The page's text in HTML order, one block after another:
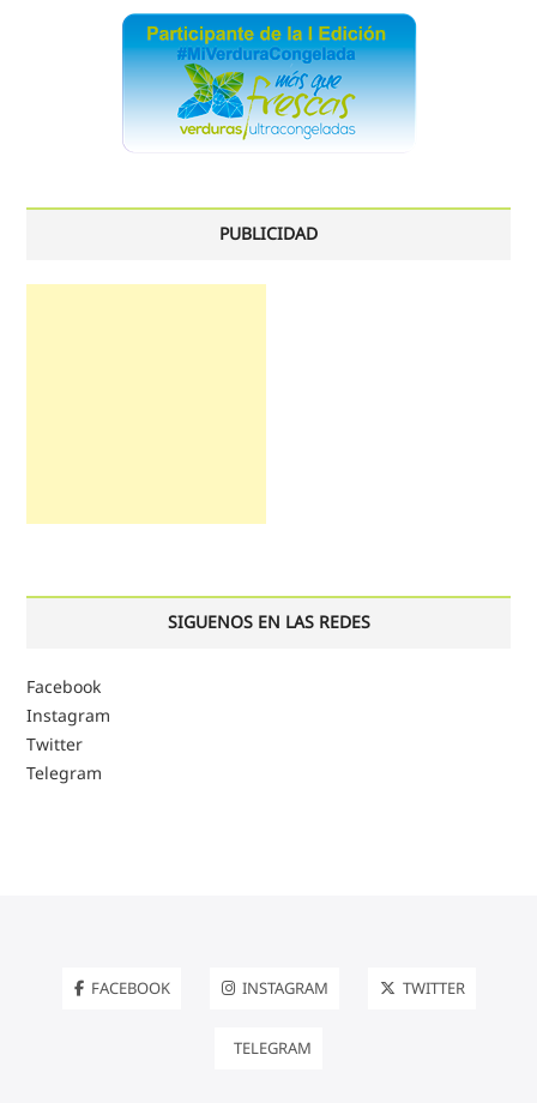
PUBLICIDAD
SIGUENOS EN LAS REDES
Facebook
Instagram
Twitter
Telegram
FACEBOOK INSTAGRAM TWITTER
TELEGRAM